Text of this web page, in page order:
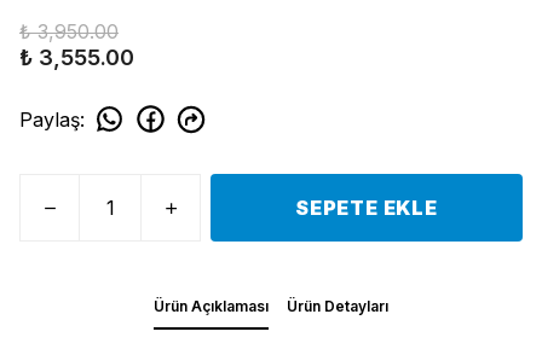
₺ 3,950.00
₺ 3,555.00
Paylaş:
SEPETE EKLE
Ürün Açıklaması Ürün Detayları